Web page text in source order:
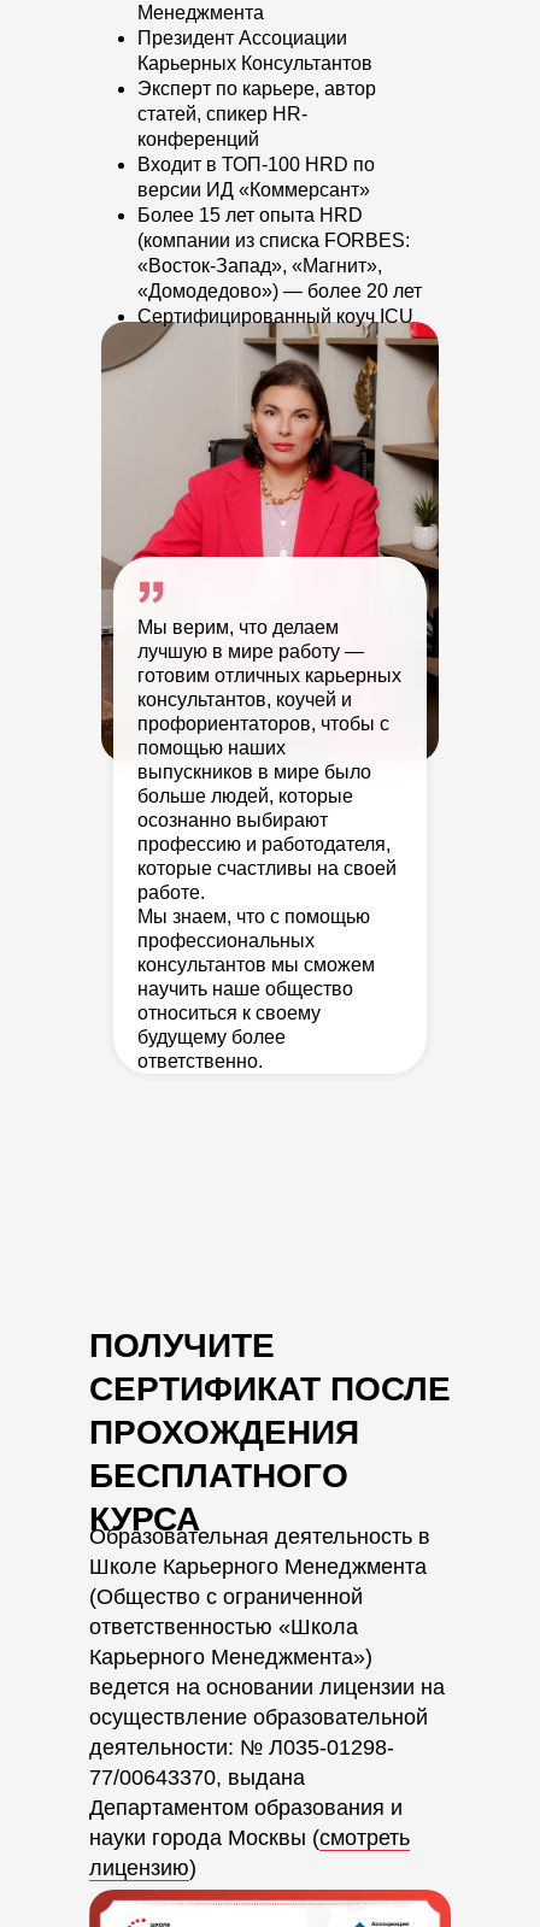
Мы верим, что делаем
лучшую в мире работу —
готовим отличных карьерных
консультантов, коучей и
профориентаторов, чтобы с
помощью наших
выпускников в мире было
больше людей, которые
осознанно выбирают
профессию и работодателя,
которые счастливы на своей
работе.
Мы знаем, что с помощью
профессиональных
консультантов мы сможем
научить наше общество
относиться к своему
будущему более
ответственно.
Менеджмента
Президент Ассоциации
Карьерных Консультантов
Эксперт по карьере, автор
статей, спикер HR-
конференций
Входит в ТОП-100 HRD по
версии ИД «Коммерсант»
Более 15 лет опыта HRD
(компании из списка FORBES:
«Восток-Запад», «Магнит»,
«Домодедово») — более 20 лет
Сертифицированный коуч ICU
ПОЛУЧИТЕ
СЕРТИФИКАТ ПОСЛЕ
ПРОХОЖДЕНИЯ
БЕСПЛАТНОГО
КУРСА
Образовательная деятельность в
Школе Карьерного Менеджмента
(Общество с ограниченной
ответственностью «Школа
Карьерного Менеджмента»)
ведется на основании лицензии на
осуществление образовательной
деятельности: № Л035-01298-
77/00643370, выдана
Департаментом образования и
науки города Москвы (смотреть
лицензию)